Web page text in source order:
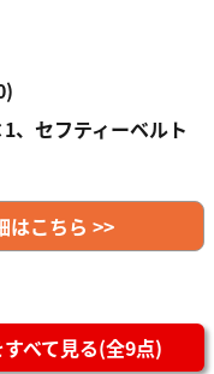
セフティーベルト
はこちら >>
べて見る(全9点)